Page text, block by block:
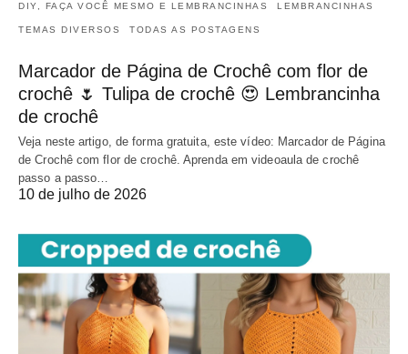
DIY, FAÇA VOCÊ MESMO E LEMBRANCINHAS LEMBRANCINHAS
TEMAS DIVERSOS TODAS AS POSTAGENS
Marcador de Página de Crochê com flor de
crochê 🌷 Tulipa de crochê 😍 Lembrancinha
de crochê
Veja neste artigo, de forma gratuita, este vídeo: Marcador de Página
de Crochê com flor de crochê. Aprenda em videoaula de crochê
passo a passo…
10 de julho de 2026